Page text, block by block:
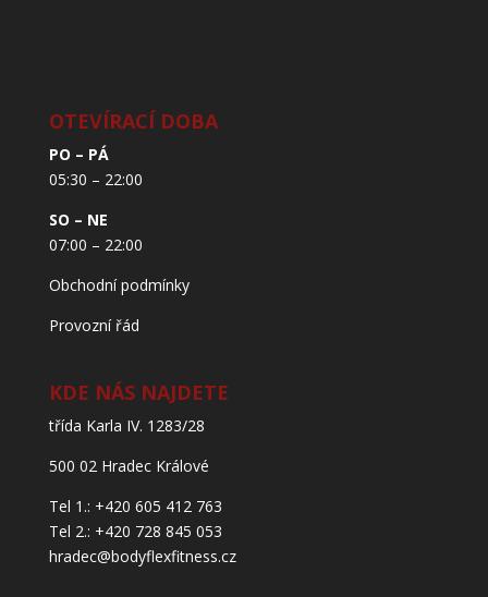
OTEVÍRACÍ DOBA
PO – PÁ
05:30 – 22:00
SO – NE
07:00 – 22:00
Obchodní podmínky
Provozní řád
KDE NÁS NAJDETE
třída Karla IV. 1283/28
500 02 Hradec Králové
Tel 1.: +420 605 412 763
Tel 2.: +420 728 845 053
hradec@bodyflexfitness.cz